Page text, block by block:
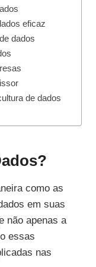
eficaz
dados
de dados
como as
em suas
não apenas a
essas
nas